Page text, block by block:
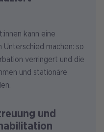
kann eine
machen: so
verringert und die
und stationäre
und